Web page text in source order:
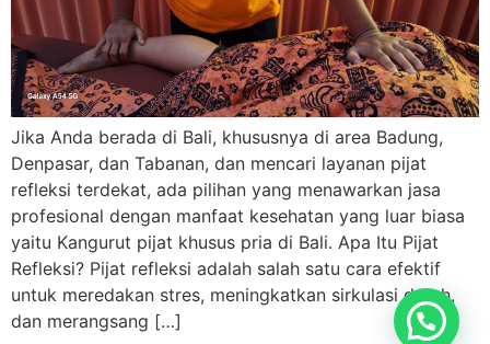
Jika Anda berada di Bali, khususnya di area Badung,
Denpasar, dan Tabanan, dan mencari layanan pijat
refleksi terdekat, ada pilihan yang menawarkan jasa
profesional dengan manfaat kesehatan yang luar biasa
yaitu Kangurut pijat khusus pria di Bali. Apa Itu Pijat
Refleksi? Pijat refleksi adalah salah satu cara efektif
untuk meredakan stres, meningkatkan sirkulasi darah,
dan merangsang […]